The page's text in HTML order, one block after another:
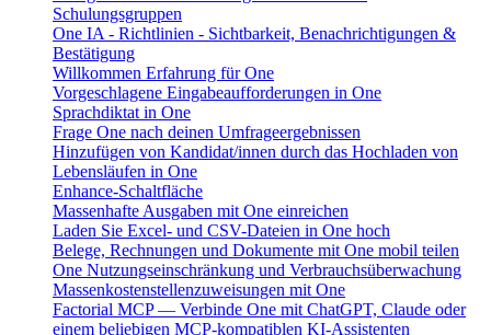
Schulungsgruppen
One IA - Richtlinien - Sichtbarkeit, Benachrichtigungen &
Bestätigung
Willkommen Erfahrung für One
Vorgeschlagene Eingabeaufforderungen in One
Sprachdiktat in One
Frage One nach deinen Umfrageergebnissen
Hinzufügen von Kandidat/innen durch das Hochladen von
Lebensläufen in One
Enhance-Schaltfläche
Massenhafte Ausgaben mit One einreichen
Laden Sie Excel- und CSV-Dateien in One hoch
Belege, Rechnungen und Dokumente mit One mobil teilen
One Nutzungseinschränkung und Verbrauchsüberwachung
Massenkostenstellenzuweisungen mit One
Factorial MCP — Verbinde One mit ChatGPT, Claude oder
einem beliebigen MCP-kompatiblen KI-Assistenten